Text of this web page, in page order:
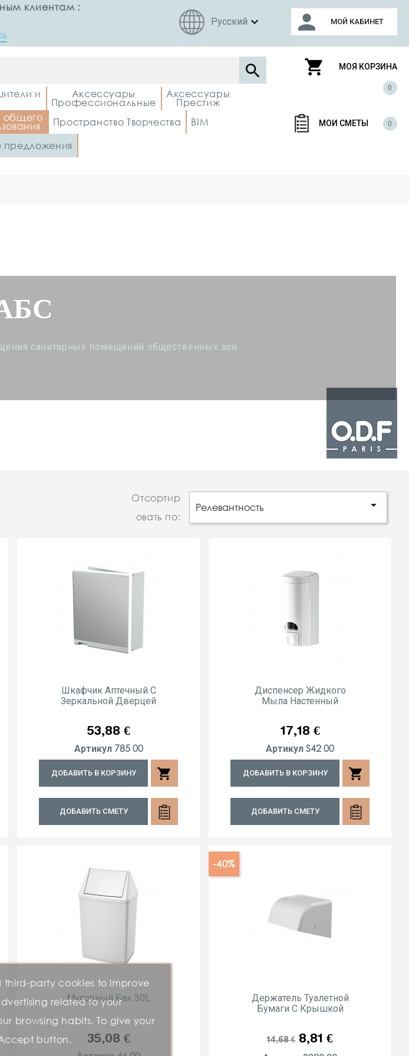
клиентам :
Русский expand_more person МОЙ КАБИНЕТ

и Аксессуары
Профессиональные
Аксессуары
Престиж
общего Пространство Творчества
BIM
предложения
third-party cookies to improve
related to your
browsing habits. To give your
button.
shopping_cart МОЯ КОРЗИНА
0
МОИ СМЕТЫ 0
санитарных помещений общественных зон.
Отсортир
овать по:
Релевантность 
Шкафчик Аптечный С
Зеркальной Дверцей
Цена
53,88 €
Артикул 785 00
ДОБАВИТЬ В КОРЗИНУ shopping_cart
ДОБАВИТЬ СМЕТУ
Диспенсер Жидкого
Мыла Настенный
Цена
17,18 €
Артикул S42 00
ДОБАВИТЬ В КОРЗИНУ shopping_cart
ДОБАВИТЬ СМЕТУ
Мусорный Бак 50L
Цена
35,08 €
Держатель Туалетной
Бумаги С Крышкой
Обычная
14,68 € Цена
8,81 €
-40%